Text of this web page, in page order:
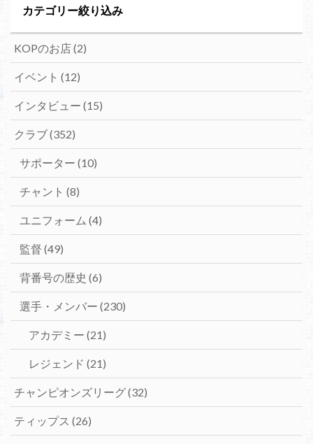
カテゴリー絞り込み
KOPのお店(2)
イベント (12)
インタビュー (15)
クラブ(352)
サポーター (10)
チャント (8)
ユニフォーム (4)
監督 (49)
背番号の歴史 (6)
選手・メンバー (230)
アカデミー (21)
レジェンド (21)
チャンピオンズリーグ(32)
ティップス (26)